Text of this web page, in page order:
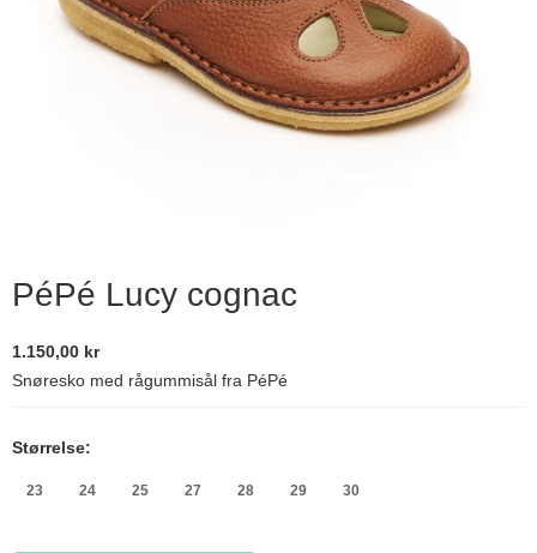
PéPé Lucy cognac
1.150,00 kr
Snøresko med rågummisål fra PéPé
Størrelse:
23 24 25 27 28 29 30